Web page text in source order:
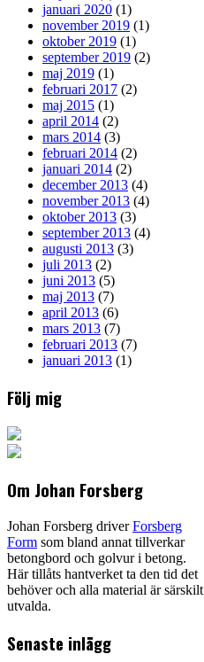
januari 2020 (1)
november 2019 (1)
oktober 2019 (1)
september 2019 (2)
maj 2019 (1)
februari 2017 (2)
maj 2015 (1)
april 2014 (2)
mars 2014 (3)
februari 2014 (2)
januari 2014 (2)
december 2013 (4)
november 2013 (4)
oktober 2013 (3)
september 2013 (4)
augusti 2013 (3)
juli 2013 (2)
juni 2013 (5)
maj 2013 (7)
april 2013 (6)
mars 2013 (7)
februari 2013 (7)
januari 2013 (1)
Följ mig
Om Johan Forsberg
Johan Forsberg driverForsberg
Form som bland annat tillverkar
betongbord och golvur i betong.
Här tillåts hantverket ta den tid det
behöver och alla material är särskilt
utvalda.
Senaste inlägg